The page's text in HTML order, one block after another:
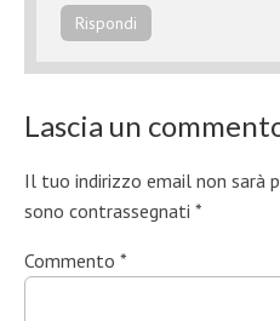
Rispondi
Lascia un
Il tuo indirizzo email non sarà
sono contrassegnati *
Commento *